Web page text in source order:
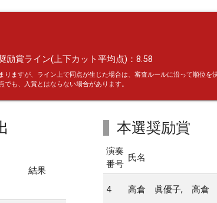
励賞ライン(上下カット平均点)：8.58
ますが、ライン上で同点が生じた場合は、審査ルールに沿って順位を決
も、入賞とはならない場合があります。
結果
本選奨励賞
演奏
番号
氏名
4 高倉 眞優子, 高倉